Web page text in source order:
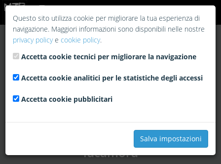
lucamoru
Questo sito utilizza cookie per migliorare la tua esperienza di
navigazione. Maggiori informazioni sono disponibili nelle nostre
privacy policye cookie policy.
Accetta cookie tecnici per migliorare la navigazione
Accetta cookie analitici per le statistiche degli accessi
Accetta cookie pubblicitari
Salva impostazioni